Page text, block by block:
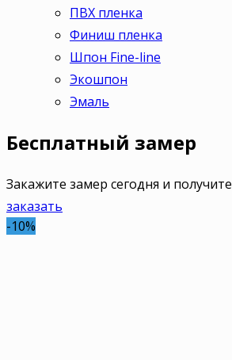
ПВХ пленка
Финиш пленка
Шпон Fine-line
Экошпон
Эмаль
Бесплатный замер
Закажите замер сегодня и получите
заказать
-10%